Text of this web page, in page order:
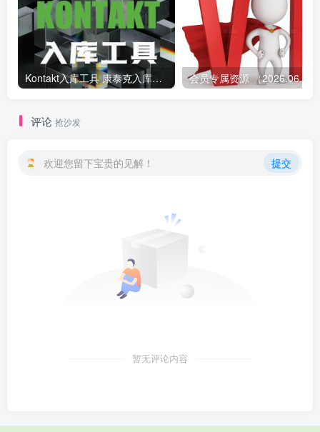
Kontakt入库工具 康泰克入库教程
评论 抢沙发
欢迎您留下宝贵的见解！ 提交
暂无评论内容